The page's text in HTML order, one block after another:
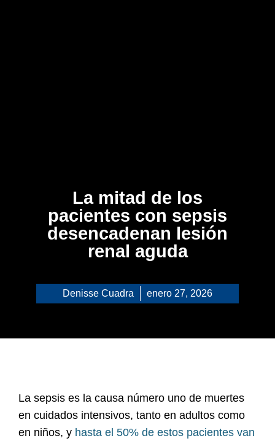
La mitad de los
pacientes con sepsis
desencadenan lesión
renal aguda
Denisse Cuadra enero 27, 2026
La sepsis es la causa número uno de muertes
en cuidados intensivos, tanto en adultos como
en niños, y hasta el 50% de estos pacientes van